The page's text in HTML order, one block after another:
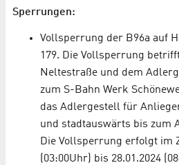
Sperrungen:
Vollsperrung der B96a auf
179. Die Vollsperrung
Neltestraße und dem
zum S-Bahn Werk
das Adlergestell für
und stadtauswärts bis zum
Die Vollsperrung erfolgt im
(03:00Uhr) bis 28.01.2024